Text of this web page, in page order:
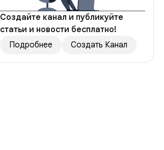
Создайте канал и публикуйте
статьи и новости бесплатно!
Подробнее
Создать Канал